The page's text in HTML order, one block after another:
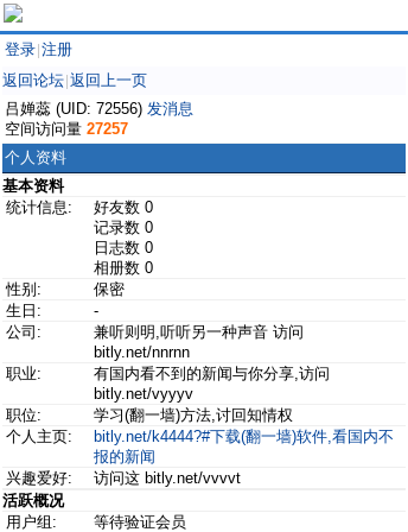
登录 注册
返回论坛 返回上一页
吕婵蕊 (UID: 72556) 发消息
空间访问量 27257
个人资料
基本资料
统计信息:
好友数 0
记录数 0
日志数 0
相册数 0
性别:
保密
生日:
-
公司:
兼听则明,听听另一种声音 访问
bitly.net/nnrnn
职业:
有国内看不到的新闻与你分享,访问
bitly.net/vyyyv
职位:
学习(翻一墙)方法,讨回知情权
个人主页:
bitly.net/k4444?#下载(翻一墙)软件,看国内不
报的新闻
兴趣爱好:
访问这 bitly.net/vvvvt
活跃概况
用户组:
等待验证会员